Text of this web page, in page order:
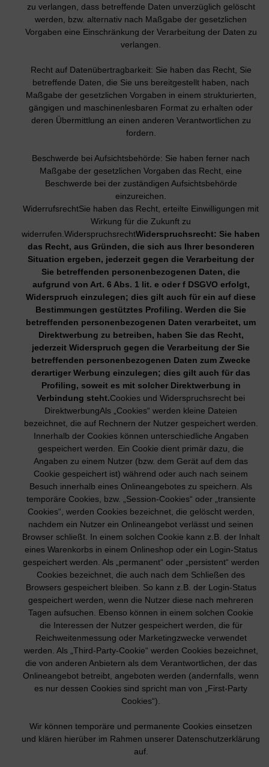
zu verlangen, dass betreffende Daten unverzüglich gelöscht
werden, bzw. alternativ nach Maßgabe der gesetzlichen
Vorgaben eine Einschränkung der Verarbeitung der Daten zu
verlangen.
Recht auf Datenübertragbarkeit: Sie haben das Recht, Sie
betreffende Daten, die Sie uns bereitgestellt haben, nach
Maßgabe der gesetzlichen Vorgaben in einem strukturierten,
gängigen und maschinenlesbaren Format zu erhalten oder
deren Übermittlung an einen anderen Verantwortlichen zu
fordern.
Beschwerde bei Aufsichtsbehörde: Sie haben ferner nach
Maßgabe der gesetzlichen Vorgaben das Recht, eine
Beschwerde bei der zuständigen Aufsichtsbehörde
einzureichen.
WiderrufsrechtSie haben das Recht, erteilte Einwilligungen mit
Wirkung für die Zukunft zu
widerrufen.WiderspruchsrechtWiderspruchsrecht: Sie haben
das Recht, aus Gründen, die sich aus Ihrer besonderen
Situation ergeben, jederzeit gegen die Verarbeitung der
Sie betreffenden personenbezogenen Daten, die
aufgrund von Art. 6 Abs. 1 lit. e oder f DSGVO erfolgt,
Widerspruch einzulegen; dies gilt auch für ein auf diese
Bestimmungen gestütztes Profiling. Werden die Sie
betreffenden personenbezogenen Daten verarbeitet, um
Direktwerbung zu betreiben, haben Sie das Recht,
jederzeit Widerspruch gegen die Verarbeitung der Sie
betreffenden personenbezogenen Daten zum Zwecke
derartiger Werbung einzulegen; dies gilt auch für das
Profiling, soweit es mit solcher Direktwerbung in
Verbindung steht.Cookies und Widerspruchsrecht bei
DirektwerbungAls „Cookies“ werden kleine Dateien
bezeichnet, die auf Rechnern der Nutzer gespeichert werden.
Innerhalb der Cookies können unterschiedliche Angaben
gespeichert werden. Ein Cookie dient primär dazu, die
Angaben zu einem Nutzer (bzw. dem Gerät auf dem das
Cookie gespeichert ist) während oder auch nach seinem
Besuch innerhalb eines Onlineangebotes zu speichern. Als
temporäre Cookies, bzw. „Session-Cookies“ oder „transiente
Cookies“, werden Cookies bezeichnet, die gelöscht werden,
nachdem ein Nutzer ein Onlineangebot verlässt und seinen
Browser schließt. In einem solchen Cookie kann z.B. der Inhalt
eines Warenkorbs in einem Onlineshop oder ein Login-Status
gespeichert werden. Als „permanent“ oder „persistent“ werden
Cookies bezeichnet, die auch nach dem Schließen des
Browsers gespeichert bleiben. So kann z.B. der Login-Status
gespeichert werden, wenn die Nutzer diese nach mehreren
Tagen aufsuchen. Ebenso können in einem solchen Cookie
die Interessen der Nutzer gespeichert werden, die für
Reichweitenmessung oder Marketingzwecke verwendet
werden. Als „Third-Party-Cookie“ werden Cookies bezeichnet,
die von anderen Anbietern als dem Verantwortlichen, der das
Onlineangebot betreibt, angeboten werden (andernfalls, wenn
es nur dessen Cookies sind spricht man von „First-Party
Cookies“).
Wir können temporäre und permanente Cookies einsetzen
und klären hierüber im Rahmen unserer Datenschutzerklärung
auf.